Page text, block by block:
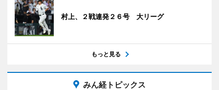
村上、２戦連発２６号 大リーグ
もっと見る
みん経トピックス